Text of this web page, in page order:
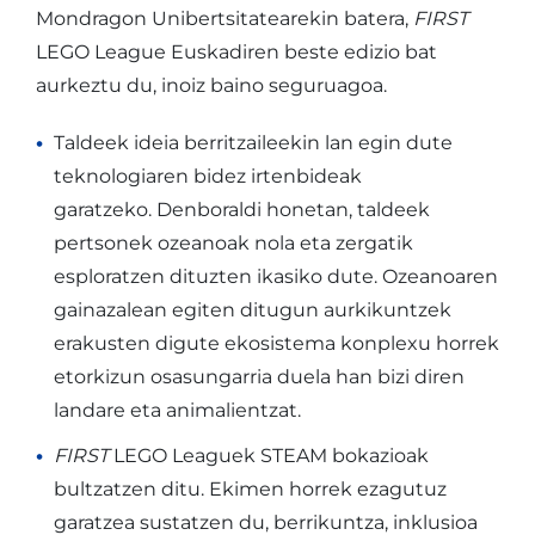
Mondragon Unibertsitatearekin batera, FIRST
LEGO League Euskadiren beste edizio bat
aurkeztu du, inoiz baino seguruagoa.
Taldeek ideia berritzaileekin lan egin dute
teknologiaren bidez irtenbideak
garatzeko. Denboraldi honetan, taldeek
pertsonek ozeanoak nola eta zergatik
esploratzen dituzten ikasiko dute. Ozeanoaren
gainazalean egiten ditugun aurkikuntzek
erakusten digute ekosistema konplexu horrek
etorkizun osasungarria duela han bizi diren
landare eta animalientzat.
FIRSTLEGO Leaguek STEAM bokazioak
bultzatzen ditu. Ekimen horrek ezagutuz
garatzea sustatzen du, berrikuntza, inklusioa